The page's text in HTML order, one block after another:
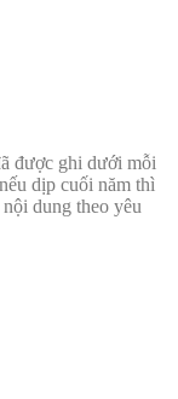
được ghi dưới mỗi
dịp cuối năm thì
dung theo yêu